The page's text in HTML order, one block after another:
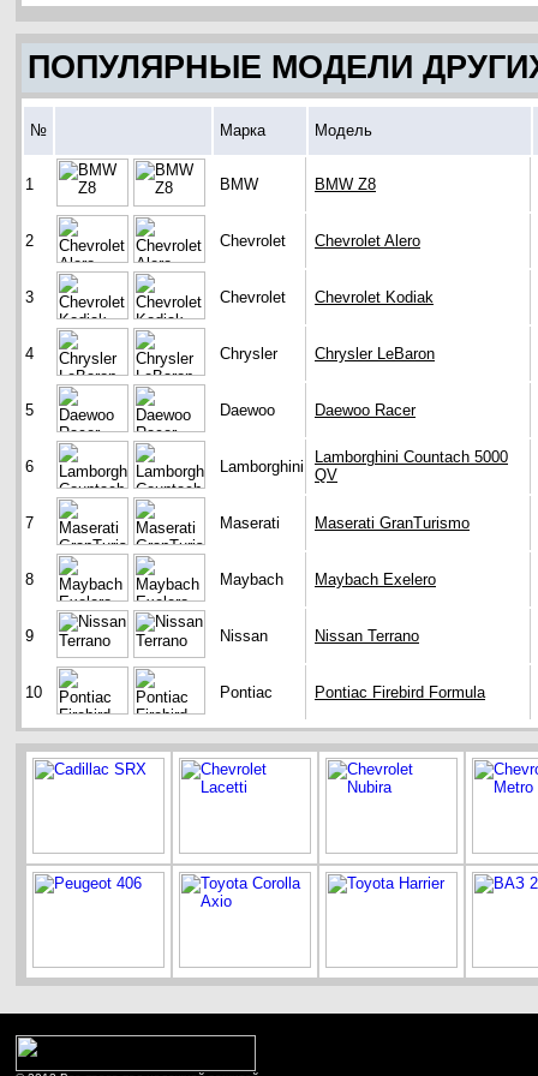
ПОПУЛЯРНЫЕ МОДЕЛИ
№ Марка Модель
1 BMW BMW Z8
2 Chevrolet Chevrolet Alero
3 Chevrolet Chevrolet Kodiak
4 Chrysler Chrysler LeBaron
5 Daewoo Daewoo Racer
6 Lamborghini
Lamborghini Countach 5000
QV
7 Maserati Maserati GranTurismo
8 Maybach Maybach Exelero
9 Nissan Nissan Terrano
10 Pontiac Pontiac Firebird Formula